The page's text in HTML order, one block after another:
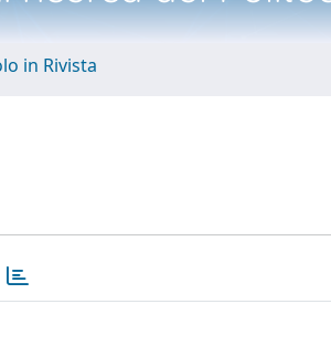
in Rivista